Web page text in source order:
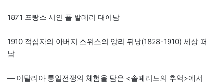
1871 프랑스 시인 폴 발레리 태어남
1910 적십자의 아버지 스위스의 앙리 뒤낭(1828-1910) 세상 떠
남
— 이탈리아 통일전쟁의 체험을 담은 <솔페리노의 추억>에서